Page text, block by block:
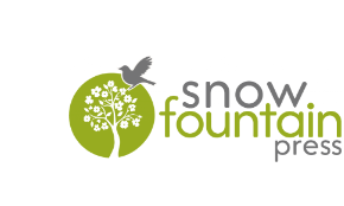
contenido